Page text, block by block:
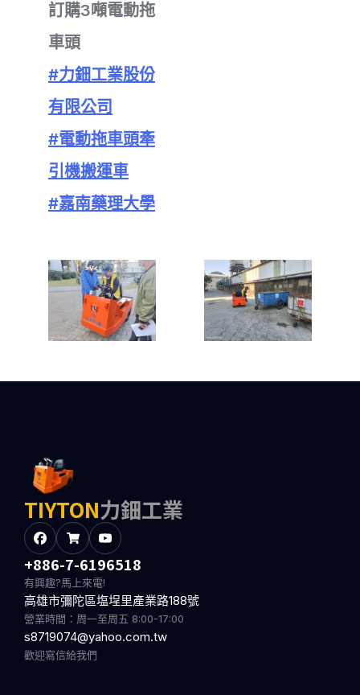
訂購3噸電動拖
車頭
#力鈿工業股份
有限公司
#電動拖車頭牽
引機搬運車
#嘉南藥理大學
TIYTON力鈿工業
+886-7-6196518
有興趣?馬上來電!
高雄市彌陀區塩埕里產業路188號
營業時間：周一至周五 8:00-17:00
s8719074@yahoo.com.tw
歡迎寫信給我們